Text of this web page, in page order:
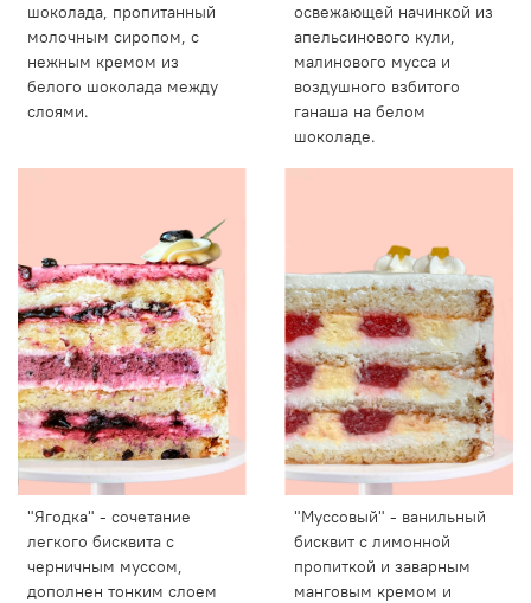
шоколада, пропитанный
молочным сиропом, с
нежным кремом из
белого шоколада между
слоями.
освежающей начинкой из
апельсинового кули,
малинового мусса и
воздушного взбитого
ганаша на белом
шоколаде.
"Ягодка" - сочетание
легкого бисквита с
черничным муссом,
дополнен тонким слоем
"Муссовый" - ванильный
бисквит с лимонной
пропиткой и заварным
манговым кремом и